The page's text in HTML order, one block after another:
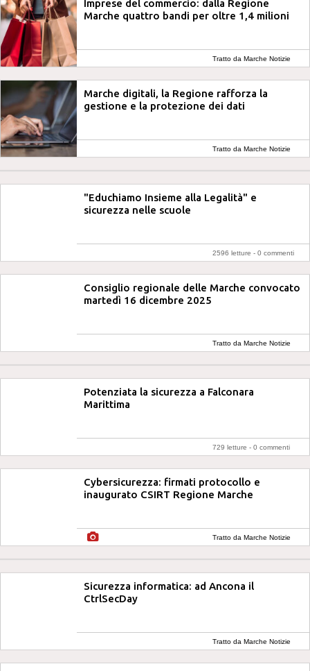
Imprese del commercio: dalla Regione
Marche quattro bandi per oltre 1,4 milioni
Tratto da Marche Notizie
Marche digitali, la Regione rafforza la
gestione e la protezione dei dati
Tratto da Marche Notizie
"Educhiamo Insieme alla Legalità" e
sicurezza nelle scuole
2596 letture - 0 commenti
Consiglio regionale delle Marche convocato
martedì 16 dicembre 2025
Tratto da Marche Notizie
Potenziata la sicurezza a Falconara
Marittima
729 letture - 0 commenti
Cybersicurezza: firmati protocollo e
inaugurato CSIRT Regione Marche
Tratto da Marche Notizie
Sicurezza informatica: ad Ancona il
CtrlSecDay
Tratto da Marche Notizie